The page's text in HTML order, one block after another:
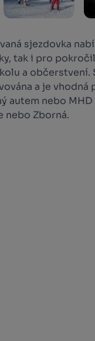
sjezdovka
tak i pro
a občerstvení.
a je vhodná
autem nebo MHD
nebo Zborná.